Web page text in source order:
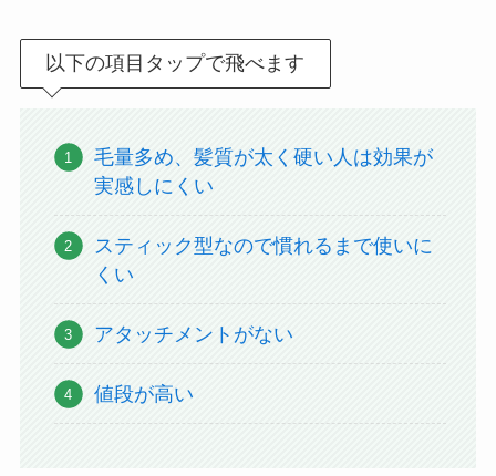
以下の項目タップで飛べます
毛量多め、髪質が太く硬い人は効果が
実感しにくい
スティック型なので慣れるまで使いに
くい
アタッチメントがない
値段が高い